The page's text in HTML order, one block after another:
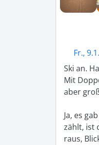
Fr.,
Ski an.
Mit
aber
Ja, es
zählt, ist
raus,